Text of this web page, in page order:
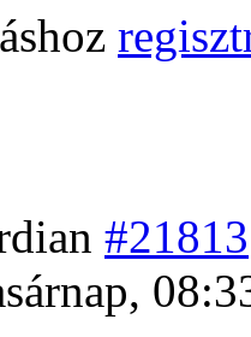
#21813